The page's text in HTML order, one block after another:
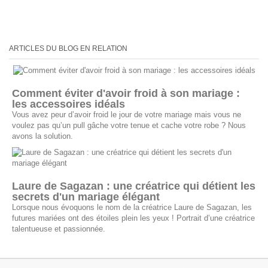
ARTICLES DU BLOG EN RELATION
Comment éviter d'avoir froid à son mariage :
les accessoires idéals
Vous avez peur d’avoir froid le jour de votre mariage mais vous ne
voulez pas qu’un pull gâche votre tenue et cache votre robe ? Nous
avons la solution.
Laure de Sagazan : une créatrice qui détient les
secrets d'un mariage élégant
Lorsque nous évoquons le nom de la créatrice Laure de Sagazan, les
futures mariées ont des étoiles plein les yeux ! Portrait d’une créatrice
talentueuse et passionnée.